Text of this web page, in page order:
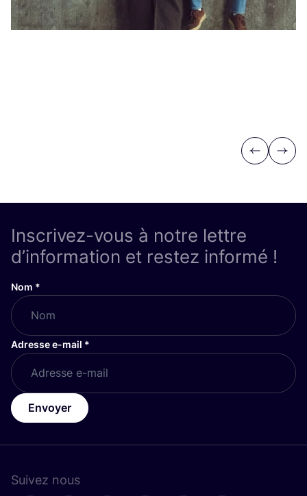
Previous
Next
Inscrivez-vous à notre lettre
d’information et restez informé !
Nom *
Adresse e-mail *
Envoyer
Suivez nous